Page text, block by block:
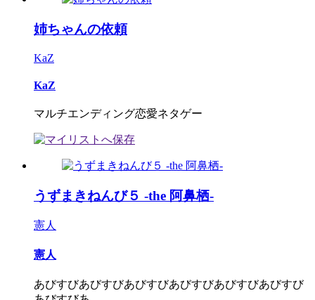
姉ちゃんの依頼
KaZ
KaZ
マルチエンディング恋愛ネタゲー
うずまきねんび５ -the 阿鼻栖-
憲人
憲人
あびすびあびすびあびすびあびすびあびすびあびすび